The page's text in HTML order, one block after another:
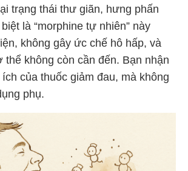
trạng thái thư giãn, hưng phấn
là “morphine tự nhiên” này
không gây ức chế hô hấp, và
thể không còn cần đến. Bạn nhận
của thuốc giảm đau, mà không
phụ.